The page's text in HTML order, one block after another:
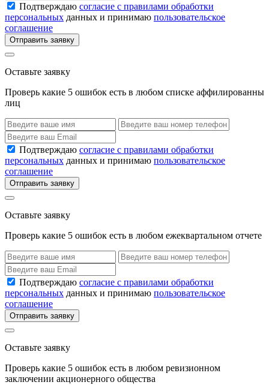
Подтверждаю согласие с правилами обработки
персональных данных и принимаю пользовательское
соглашение
Отправить заявку
Оставьте заявку
Проверь какие 5 ошибок есть в любом списке аффилированны
лиц
Подтверждаю согласие с правилами обработки
персональных данных и принимаю пользовательское
соглашение
Отправить заявку
Оставьте заявку
Проверь какие 5 ошибок есть в любом ежеквартальном отчете
Подтверждаю согласие с правилами обработки
персональных данных и принимаю пользовательское
соглашение
Отправить заявку
Оставьте заявку
Проверь какие 5 ошибок есть в любом ревизионном
заключении акционерного общества